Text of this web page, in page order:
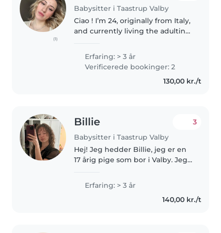
(1)
Babysitter i Taastrup Valby
Ciao ! I’m 24, originally from Italy,
and currently living the adulting
and a full-time job. But don’t
worry – I still have energy (and
patience!)..
Erfaring: > 3 år
Verificerede bookinger: 2
130,00 kr./t
Billie
Babysitter i Taastrup Valby
3
Hej! Jeg hedder Billie, jeg er en
17 årig pige som bor i Valby. Jeg
og leder efter et babysitnings
job. Jeg har selv to små
søskende som jeg har passet
Erfaring: > 3 år
140,00 kr./t